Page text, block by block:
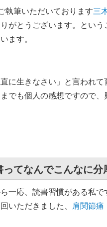
執筆いただいております三
がとうございます。とい
ます。
に生きなさい」と言われ
でも個人の感想ですので
ってなんでこんなに分
一応、読書習慣がある私で
いただきました、
肩関節痛